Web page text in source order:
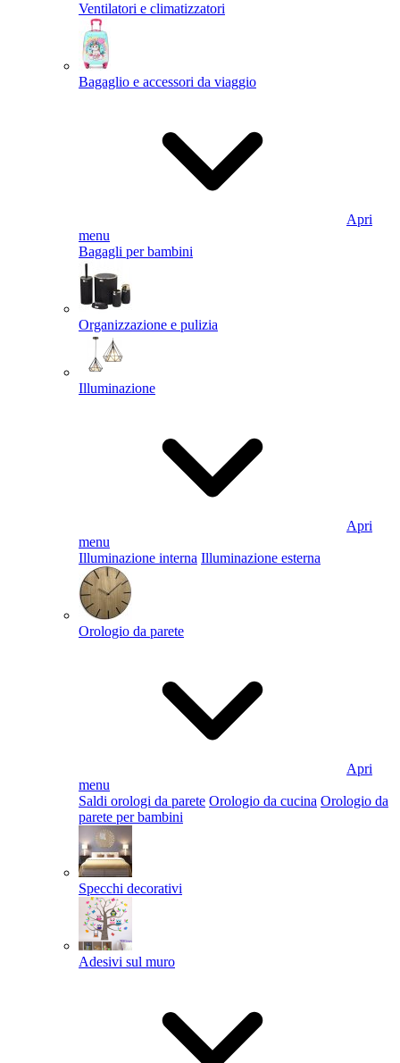
Ventilatori e climatizzatori
Bagaglio e accessori da viaggio
Apri
menu
Bagagli per bambini
Organizzazione e pulizia
Illuminazione
Apri
menu
Illuminazione interna Illuminazione esterna
Orologio da parete
Apri
menu
Saldi orologi da parete Orologio da cucina Orologio da
parete per bambini
Specchi decorativi
Adesivi sul muro